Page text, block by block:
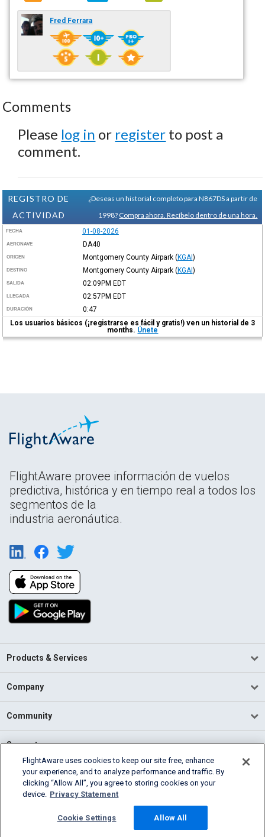
Fred Ferrara
Comments
Please log in or register to post a
comment.
REGISTRO DE
ACTIVIDAD
¿Deseas un historial completo para N867DS a partir de
1998? Compra ahora. Recíbelo dentro de una hora.
FECHA 01-08-2026
AERONAVE DA40
ORIGEN Montgomery County Airpark (KGAI)
DESTINO Montgomery County Airpark (KGAI)
SALIDA 02:09PM EDT
LLEGADA 02:57PM EDT
DURACIÓN
0:47
Los usuarios básicos (¡registrarse es fácil y gratis!) ven un historial de 3
months. Únete
FlightAware provee información de vuelos
predictiva, histórica y en tiempo real a todos los
segmentos de la
industria aeronáutica.
Products & Services
Company
Community
Support
English (USA)
2026 FlightAware
Cookie Settings
FlightAware uses cookies to keep our site free, enhance
your experience, and to analyze performance and traffic. By
clicking “Allow All”, you agree to storing cookies on your
device. Privacy Statement
Cookie Settings Allow All